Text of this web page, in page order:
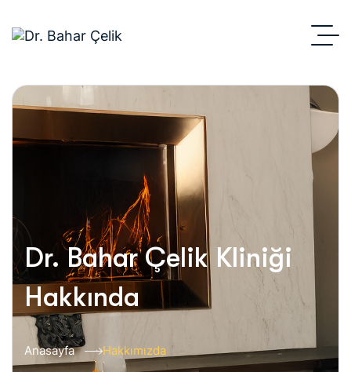
Dr. Bahar Çelik Kliniği
Hakkında
Anasayfa Hakkımızda